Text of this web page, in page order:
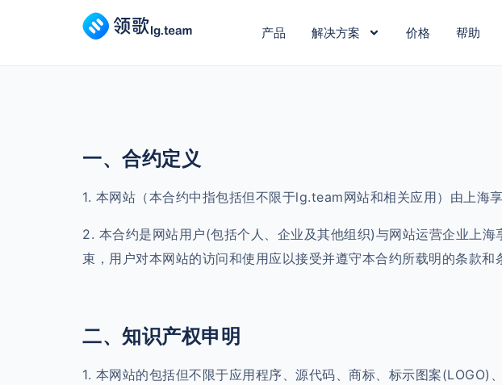
产品 解决方案 价格 帮助
一、合约定义
1. 本网站（本合约中指包括但不限于lg.team网站和相关应用）由上海
2. 本合约是网站用户(包括个人、企业及其他组织)与网站运营企业上
束，用户对本网站的访问和使用应以接受并遵守本合约所载明的条款和
二、知识产权申明
1. 本网站的包括但不限于应用程序、源代码、商标、标示图案(LOGO)